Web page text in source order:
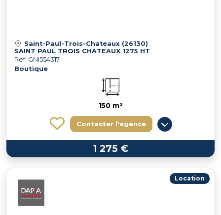
Saint-Paul-Trois-Chateaux (26130)
SAINT PAUL TROIS CHATEAUX 1275 HT
Ref: GNI554317
Boutique
150 m²
Contacter l'agence
1 275 €
Location